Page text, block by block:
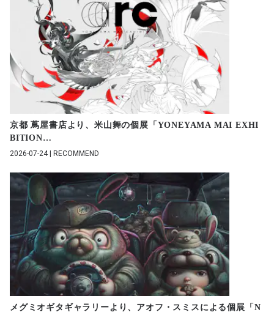
京都 蔦屋書店より、米山舞の個展「YONEYAMA MAI EXHI
BITION…
2026-07-24 | RECOMMEND
メグミオギタギャラリーより、アオフ・スミスによる個展「N